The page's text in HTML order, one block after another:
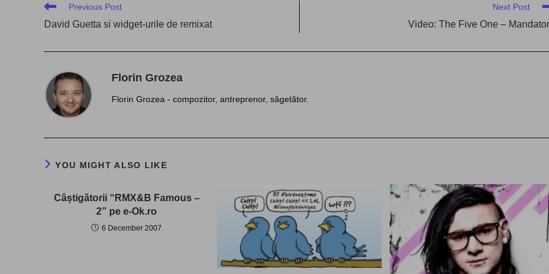
Read
articles
Previous Post
David Guetta si widget-urile de remixat
Next Post
Video: The Five One –
Florin Grozea
Florin Grozea - compozitor, antreprenor, săgetător.
YOU MIGHT ALSO LIKE
Câștigătorii “RMX&B Famous –
2” pe e-Ok.ro
6 December 2007